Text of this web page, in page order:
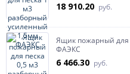
18 910.20 руб.
Ящик пожарный для
ФАЭКС
6 466.30 руб.